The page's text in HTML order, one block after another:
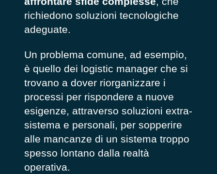
richiedono soluzioni tecnologiche
adeguate.
Un problema comune, ad esempio,
è quello dei logistic managerche si
trovano a dover riorganizzare i
processi per rispondere a nuove
esigenze, attraverso soluzioni extra-
sistema e personali, per sopperire
alle mancanze di un sistema troppo
spesso lontano dalla realtà
operativa.